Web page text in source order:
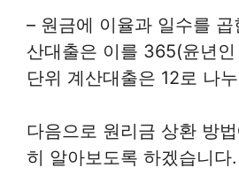
– 원금에 이율과 일수를
산대출은 이를 365(윤년
단위 계산대출은 12로 나
다음으로 원리금 상환 방
히 알아보도록 하겠습니다.